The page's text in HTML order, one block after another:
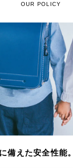
OUR POLICY
備えた安全性能。